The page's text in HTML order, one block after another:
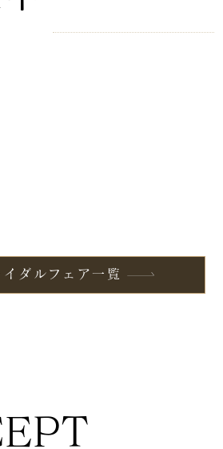
イダルフェア一覧